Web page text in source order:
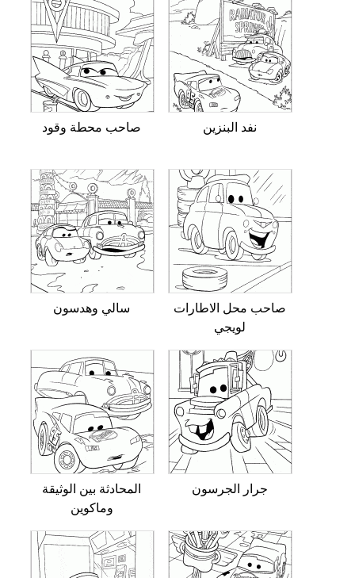
صاحب محطة وقود نفد البنزين
سالي وهدسون
صاحب محل الاطارات
لويجي
المحادثة بين الوثيقة
وماكوين
جرار الجرسون